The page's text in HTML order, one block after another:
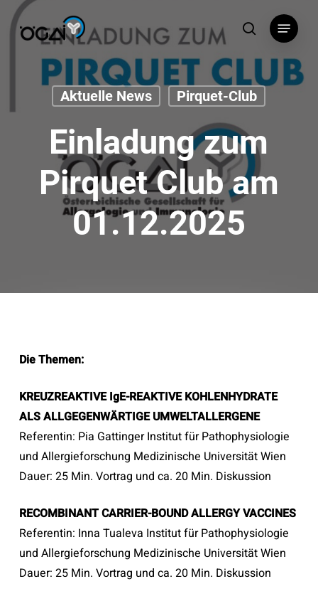
Skip
search
Menu
Aktuelle News Pirquet-Club
Einladung zum
Pirquet Club am
01.12.2025
Die Themen:
KREUZREAKTIVE IgE-REAKTIVE KOHLENHYDRATE
ALS ALLGEGENWÄRTIGE UMWELTALLERGENE
Referentin: Pia Gattinger Institut für Pathophysiologie
und Allergieforschung Medizinische Universität Wien
Dauer: 25 Min. Vortrag und ca. 20 Min. Diskussion
RECOMBINANT CARRIER-BOUND ALLERGY VACCINES
Referentin: Inna Tualeva Institut für Pathophysiologie
und Allergieforschung Medizinische Universität Wien
Dauer: 25 Min. Vortrag und ca. 20 Min. Diskussion